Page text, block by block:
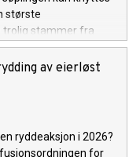
største
trolig stammer fra
av eierløst
ryddeaksjon i 2026?
for